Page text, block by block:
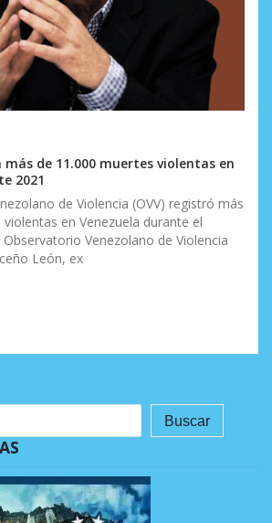
más de 11.000 muertes violentas en
2021
de Violencia (OVV) registró más
en Venezuela durante el
Venezolano de Violencia
León, ex
Buscar